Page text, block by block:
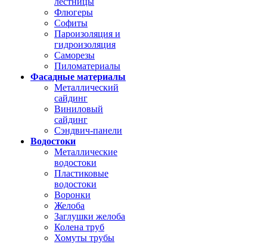
Флюгеры
Софиты
Пароизоляция и
гидроизоляция
Саморезы
Пиломатериалы
Фасадные материалы
Металлический
сайдинг
Виниловый
сайдинг
Сэндвич-панели
Водостоки
Металлические
водостоки
Пластиковые
водостоки
Воронки
Желоба
Заглушки желоба
Колена труб
Хомуты трубы